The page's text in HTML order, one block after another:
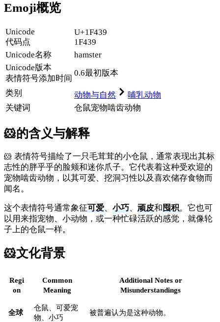
Emoji概览
Unicode
代码点
U+1F439
1F439
Unicode名称
hamster
Unicode版本
表情符号添加时间
0.6最初版本
类别 动物与自然
哺乳动物
关键词
仓鼠宠物啮齿动物
🐹的含义与解释
🐹 表情符号描绘了一只毛茸茸的小仓鼠，通常表现出其标
志性的胖乎乎的脸颊和迷你爪子。它代表着这种受欢迎的
宠物啮齿动物，以其可爱、挖洞习性以及喜欢储存食物而
闻名。
这个表情符号通常象征可爱、 小巧、 顽皮和囤积。它也可
以用来指宠物、小动物，或一种忙碌活跃的感觉，就像轮
子上的仓鼠一样。
🐹文化背景
Regi
on
Common
Meaning
Additional Notes or
Misunderstandings
全球
仓鼠、可爱宠
物、小巧
被普遍认为是这种动物。